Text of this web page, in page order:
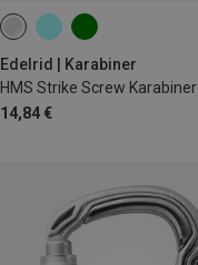
Edelrid | Karabiner
HMS Strike Screw Karabiner
14,84 €